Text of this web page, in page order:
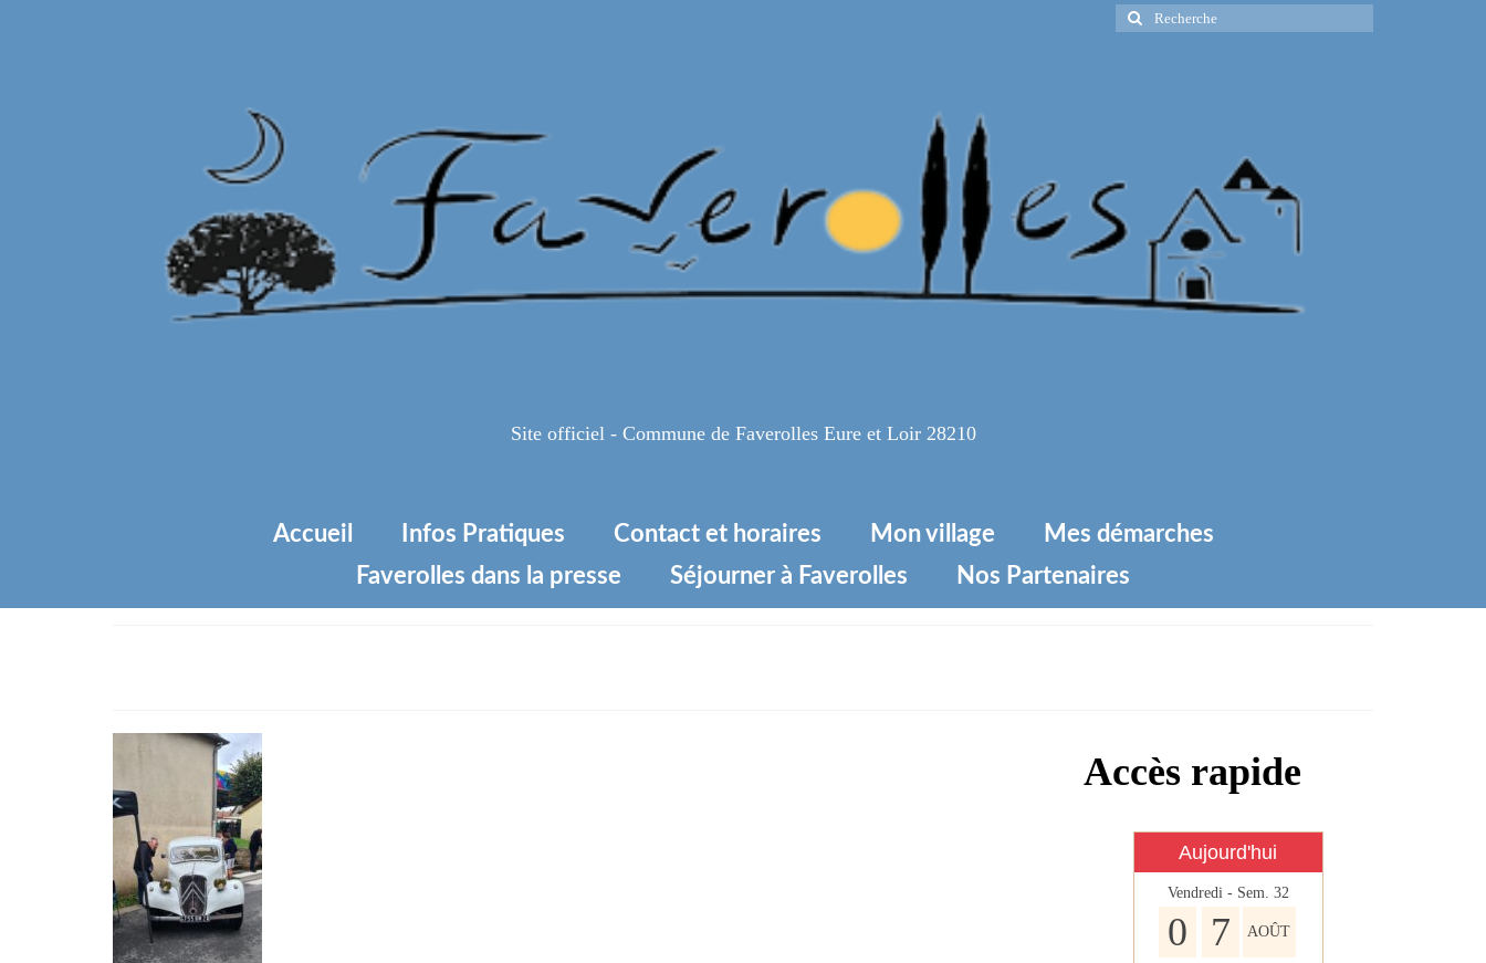
Rechercher
:
Site officiel - Commune de Faverolles Eure et Loir 28210
Accueil Infos Pratiques Contact et horaires Mon village
Mes démarches
Faverolles dans la presse
Séjourner à Faverolles Nos Partenaires
Accès rapide
Aujourd'hui
Vendredi - Sem. 32
0 7 AOÛT